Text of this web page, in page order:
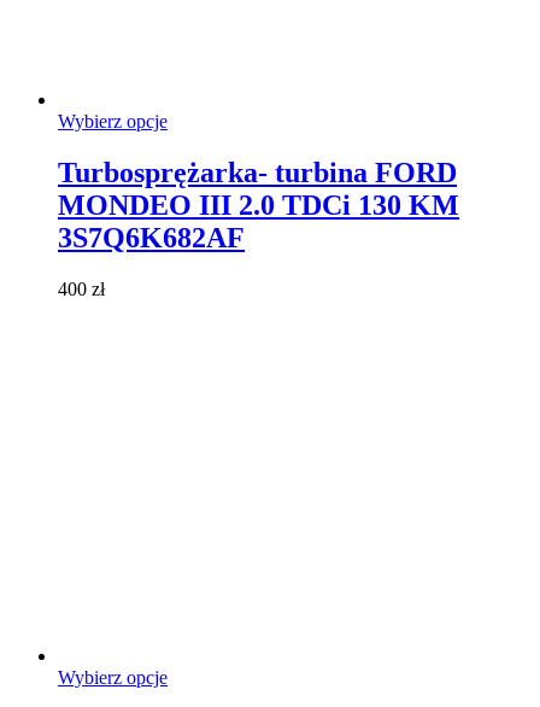
Wybierz opcjeTen
wiele
wariantów.
Opcje
można
Turbosprężarka- turbina FORD
MONDEO III 2.0 TDCi 130 KM
3S7Q6K682AF
400 zł
Wybierz opcjeTen